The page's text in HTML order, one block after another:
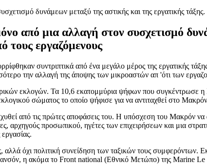
δυνάμεων μεταξύ της αστικής και της εργατικής τάξης.
από μια αλλαγή στον συσχετισμό
τους εργαζόμενους
συντριπτικά από ένα μεγάλο μέρος της εργατικής
την αλλαγή της άποψης των μικροαστών απ 'ότι των
εκλογών. Τα 10,6 εκατομμύρια ψήφων που συγκέντρωσε η
σώματος το οποίο ψήφισε για να αντιταχθεί στο
από τις πρώτες αποφάσεις του. Η υπόσχεση του Mακρόν να
αρχηγούς προσωπικού, ηγέτες των επιχειρήσεων και μια
όχι πολιτική συνείδηση των ταξικών τους συμφερόντων.
η ακόμα το Front national (Εθνικό Μετώπο) της Marine Le